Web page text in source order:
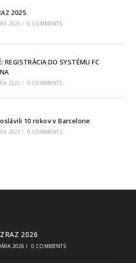
2025
2025 / 0 COMMENTS
REGISTRÁCIA DO SYSTÉMU FC
2025 / 0 COMMENTS
10 rokov v Barcelone
2023 / 0 COMMENTS
2026
2026 / 0 COMMENTS